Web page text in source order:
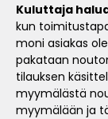
Kuluttaja
kun
moni asiakas
pakataan
tilauksen
myymälästä
myymälään ja